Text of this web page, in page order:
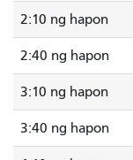
2:10 ng hapon
2:40 ng hapon
3:10 ng hapon
3:40 ng hapon